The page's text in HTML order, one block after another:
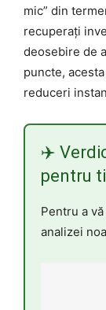
mic” din
recuperați
deosebire de
puncte,
reduceri
✈️
pentru
Pentru a
analizei